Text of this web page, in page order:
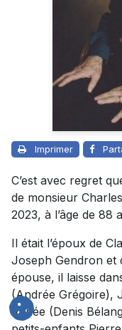
Imprimer
C’est avec regret
de monsieur
2023, à l’âge de 88
Il était l’époux de
Joseph Gendron et
épouse, il laisse
(Andrée Grégoire),
Renée (Denis